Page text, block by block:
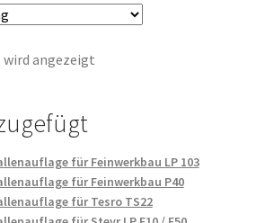
mehrere
auf.
können
auf
der
Produktseite
wird angezeigt
für Feinwerkbau LP 103
für Feinwerkbau P40
für Tesro TS22